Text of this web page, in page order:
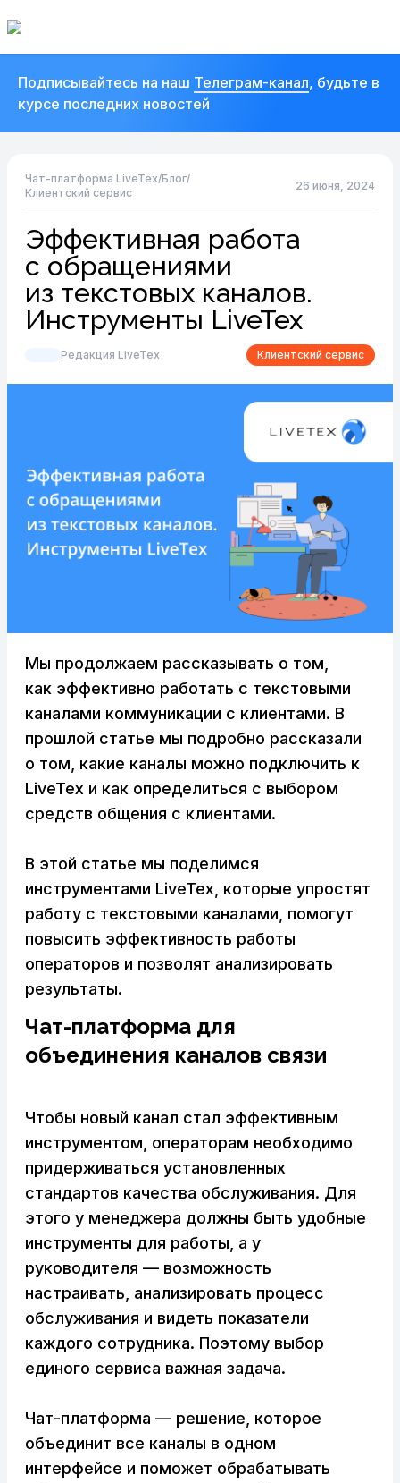
Подписывайтесь на наш Телеграм-канал, будьте в
курсе последних новостей
Чат-платформа LiveTex/Блог/
Клиентский сервис
26 июня, 2024
Эффективная работа
с обращениями
из текстовых каналов.
Инструменты LiveTex
Редакция LiveTex Клиентский сервис
Мы продолжаем рассказывать о том,
как эффективно работать с текстовыми
каналами коммуникации с клиентами. В
прошлой статье мы подробно рассказали
о том, какие каналы можно подключить к
LiveTex и как определиться с выбором
средств общения с клиентами.
В этой статье мы поделимся
инструментами LiveTex, которые упростят
работу c текстовыми каналами, помогут
повысить эффективность работы
операторов и позволят анализировать
результаты.
Чат-платформа для
объединения каналов связи
Чтобы новый канал стал эффективным
инструментом, операторам необходимо
придерживаться установленных
стандартов качества обслуживания. Для
этого у менеджера должны быть удобные
инструменты для работы, а у
руководителя — возможность
настраивать, анализировать процесс
обслуживания и видеть показатели
каждого сотрудника. Поэтому выбор
единого сервиса важная задача.
Чат-платформа — решение, которое
объединит все каналы в одном
интерфейсе и поможет обрабатывать